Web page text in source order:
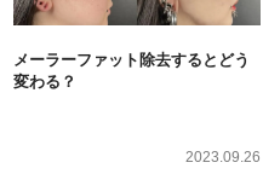
メーラーファット除去するとどう
変わる？
2023.09.26